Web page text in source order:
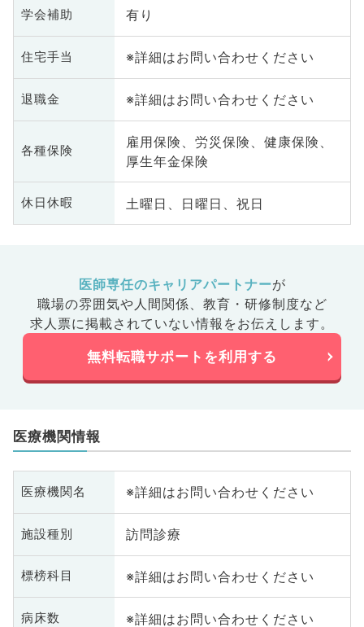
学会補助 有り
住宅手当 ※詳細はお問い合わせください
退職金 ※詳細はお問い合わせください
各種保険
雇用保険、労災保険、健康保険、
厚生年金保険
休日休暇 土曜日、日曜日、祝日
医師専任のキャリアパートナーが
職場の雰囲気や人間関係、 教育・研修制度など
求人票に掲載されていない情報をお伝えします。
無料転職サポートを利用する
医療機関情報
医療機関名 ※詳細はお問い合わせください
施設種別 訪問診療
標榜科目 ※詳細はお問い合わせください
病床数 ※詳細はお問い合わせください